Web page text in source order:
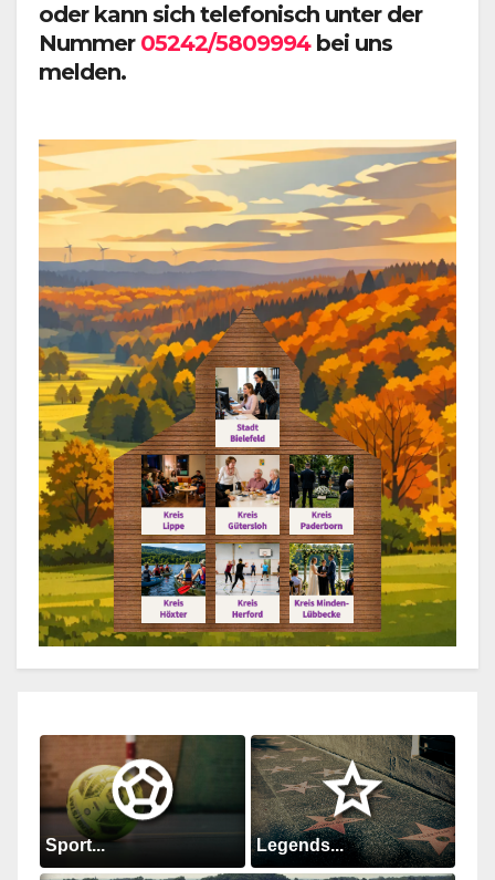
oder kann sich telefonisch unter der
Nummer 05242/5809994bei uns
melden.
Sport... Legends...